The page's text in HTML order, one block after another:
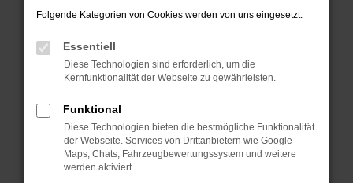
Manche Erweiterungen, wie Werbeblocker,
können das Laden bestimmter Seiten
verhindern. Funktioniert die Seite in einem
Fenster?
Starte dein Gerät neu.
Das kann manchmal helfen, vorübergehende
Probleme zu beheben.
Folgende Kategorien von Cookies werden von uns eingesetzt:
Essentiell
Diese Technologien sind erforderlich, um die
Kernfunktionalität der Webseite zu gewährleisten.
Funktional
Diese Technologien bieten die bestmögliche Funktionalität
der Webseite. Services von Drittanbietern wie Google
Maps, Chats, Fahrzeugbewertungssystem und weitere
werden aktiviert.